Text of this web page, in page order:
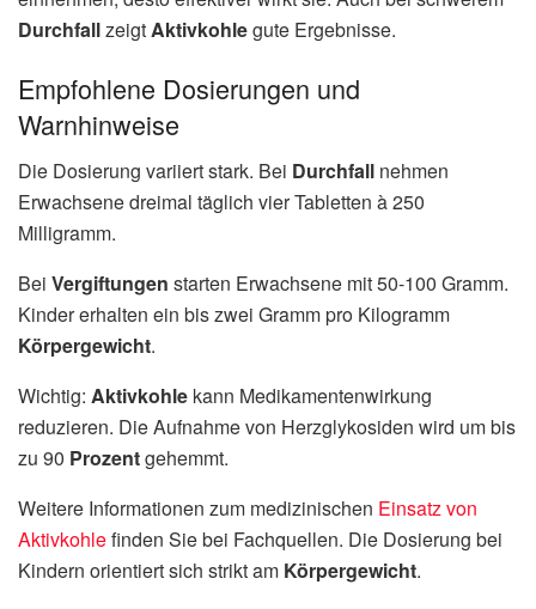
DurchfallzeigtAktivkohlegute Ergebnisse.
Empfohlene Dosierungen und
Warnhinweise
Die Dosierung variiert stark. Bei Durchfall nehmen
Erwachsene dreimal täglich vier Tabletten à 250
Milligramm.
Bei Vergiftungen starten Erwachsene mit 50-100 Gramm.
Kinder erhalten ein bis zwei Gramm pro Kilogramm
Körpergewicht.
Wichtig: Aktivkohle kann Medikamentenwirkung
reduzieren. Die Aufnahme von Herzglykosiden wird um bis
zu 90 Prozentgehemmt.
Weitere Informationen zum medizinischen Einsatz von
Aktivkohlefinden Sie bei Fachquellen. Die Dosierung bei
Kindern orientiert sich strikt am Körpergewicht.